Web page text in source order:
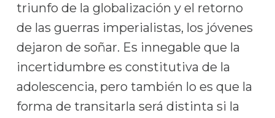
triunfo de la globalización y el retorno
de las guerras imperialistas, los jóvenes
dejaron de soñar. Es innegable que la
incertidumbre es constitutiva de la
adolescencia, pero también lo es que la
forma de transitarla será distinta si la